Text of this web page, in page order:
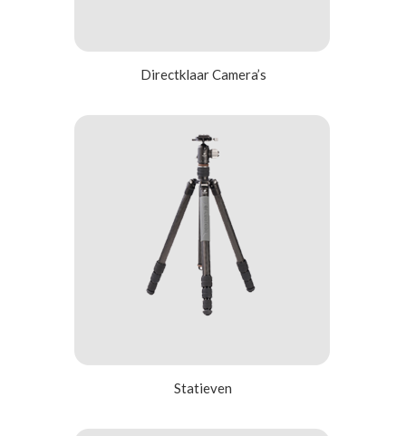
Directklaar Camera’s
Statieven